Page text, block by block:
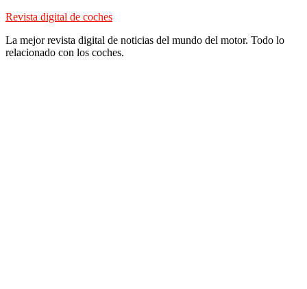
Skip
content
Revista digital de coches
La mejor revista digital de noticias del mundo del motor. Todo lo
relacionado con los coches.